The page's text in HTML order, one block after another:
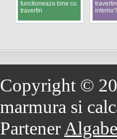
functioneaza bine cu
travertin
interior?
Copyright ©
marmura si
Partener